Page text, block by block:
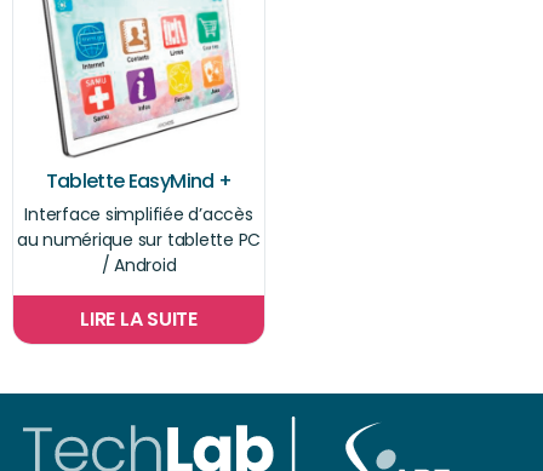
Tablette EasyMind +
Interface simplifiée d’accès
au numérique sur tablette PC
/ Android
LIRE LA SUITE